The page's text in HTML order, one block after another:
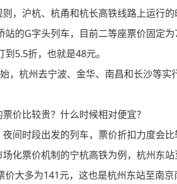
，沪杭、杭甬和杭长高铁线路上运行
站的G字头列车，目前二等座票价固定
5.5折，也就是48元。
杭州去宁波、金华、南昌和长沙等实
价比较贵？什么时候相对便宜？
间时段出发的列车，票价折扣力度会比
化票价机制的宁杭高铁为例，杭州东
价大多为141元，这也是杭州东站至南